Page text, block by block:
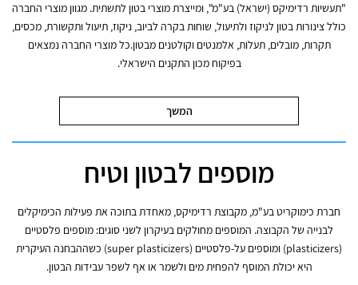
"תעשיות רדימיקס (ישראל) בע"מ", ומייצרת מוצרי בטון לתשתית. מגוון מוצרי החברה
כולל צינורות בטון לניקוז ולתיעול, שוחות בקרה לביוב, ניקוז, תיעול ותקשורת, מכסים,
תקרות, מובלים, תעלות, אלמנטים וקולטנים מבטון.כל מוצרי החברה נמצאים
בפיקוח מכון התקנים הישראלי.
המשך
מוספים לבטון וטיח
חברת כימוקריט בע"מ, מקבוצת רדימיקס, מאחדת בתוכה את פעילות הכימיקלים
לבנייה של הקבוצה. המוספים מחולקים בעיקרון לשני סוגים: מוספים פלסטיים
(plasticizers) ומוספים על-פלסטיים (super plasticizers) כשההבחנה העיקרית
היא יכולת המוסף להפחית מים ולשמר או אף לשפר עבידות הבטון.